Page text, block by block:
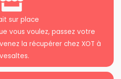
sur place
vous voulez, passez votre
la récupérer chez XOT à